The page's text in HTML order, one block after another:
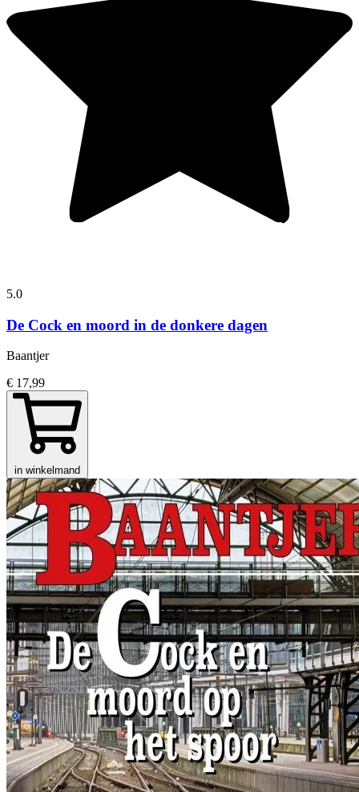
5.0
De Cock en moord in de donkere dagen
Baantjer
€ 17,99
in winkelmand